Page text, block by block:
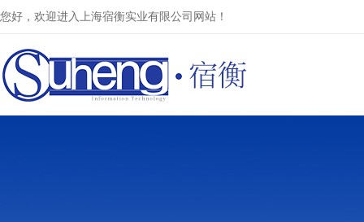
您好，欢迎进入上海宿衡实业有限公司网站！